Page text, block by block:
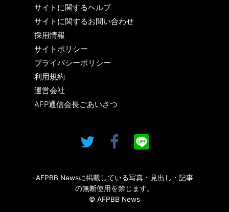
サイトに関するヘルプ
サイトに関するお問い合わせ
採用情報
サイトポリシー
プライバシーポリシー
利用規約
運営会社
AFP通信会長ごあいさつ
AFPBB Newsに掲載している写真・見出し・記事
の無断使用を禁じます。
© AFPBB News